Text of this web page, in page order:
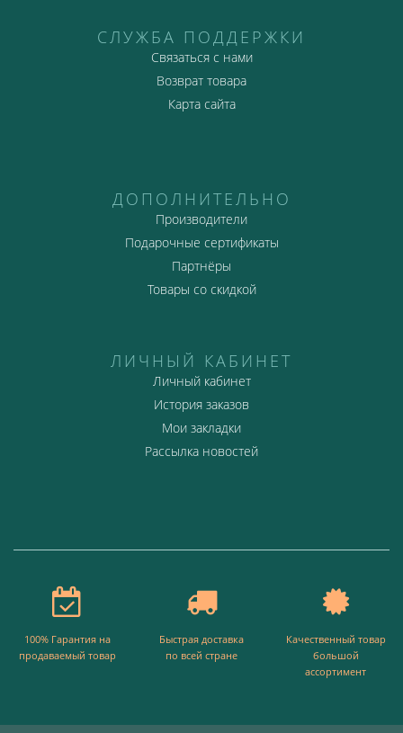
СЛУЖБА ПОДДЕРЖКИ
Связаться с нами
Возврат товара
Карта сайта
ДОПОЛНИТЕЛЬНО
Производители
Подарочные сертификаты
Партнёры
Товары со скидкой
ЛИЧНЫЙ КАБИНЕТ
Личный кабинет
История заказов
Мои закладки
Рассылка новостей
100% Гарантия на
продаваемый товар
Быстрая доставка
по всей стране
Качественный товар
большой
ассортимент